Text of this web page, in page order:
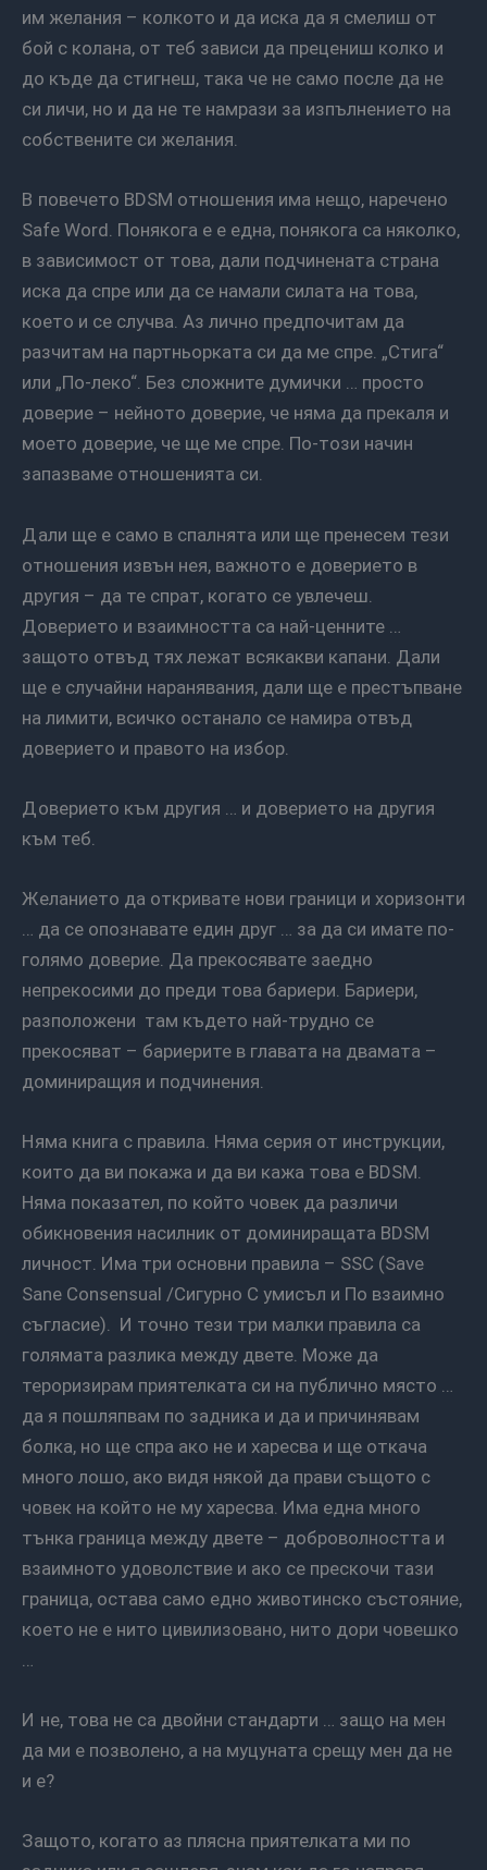
им желания – колкото и да иска да я смелиш от
бой с колана, от теб зависи да прецениш колко и
до къде да стигнеш, така че не само после да не
си личи, но и да не те намрази за изпълнението на
собствените си желания.
В повечето BDSM отношения има нещо, наречено
Safe Word. Понякога е е една, понякога са няколко,
в зависимост от това, дали подчинената страна
иска да спре или да се намали силата на това,
което и се случва. Аз лично предпочитам да
разчитам на партньорката си да ме спре. „Стига“
или „По-леко“. Без сложните думички … просто
доверие – нейното доверие, че няма да прекаля и
моето доверие, че ще ме спре. По-този начин
запазваме отношенията си.
Дали ще е само в спалнята или ще пренесем тези
отношения извън нея, важното е доверието в
другия – да те спрат, когато се увлечеш.
Доверието и взаимността са най-ценните …
защото отвъд тях лежат всякакви капани. Дали
ще е случайни наранявания, дали ще е престъпване
на лимити, всичко останало се намира отвъд
доверието и правото на избор.
Доверието към другия … и доверието на другия
към теб.
Желанието да откривате нови граници и хоризонти
… да се опознавате един друг … за да си имате по-
голямо доверие. Да прекосявате заедно
непрекосими до преди това бариери. Бариери,
разположени там където най-трудно се
прекосяват – бариерите в главата на двамата –
доминиращия и подчинения.
Няма книга с правила. Няма серия от инструкции,
които да ви покажа и да ви кажа това е BDSM.
Няма показател, по който човек да различи
обикновения насилник от доминиращата BDSM
личност. Има три основни правила – SSC (Save
Sane Consensual /Сигурно С умисъл и По взаимно
съгласие). И точно тези три малки правила са
голямата разлика между двете. Може да
тероризирам приятелката си на публично място …
да я пошляпвам по задника и да и причинявам
болка, но ще спра ако не и харесва и ще откача
много лошо, ако видя някой да прави същото с
човек на който не му харесва. Има една много
тънка граница между двете – доброволността и
взаимното удоволствие и ако се прескочи тази
граница, остава само едно животинско състояние,
което не е нито цивилизовано, нито дори човешко
…
И не, това не са двойни стандарти … защо на мен
да ми е позволено, а на муцуната срещу мен да не
и е?
Защото, когато аз плясна приятелката ми по